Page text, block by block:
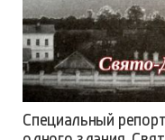
Специальный